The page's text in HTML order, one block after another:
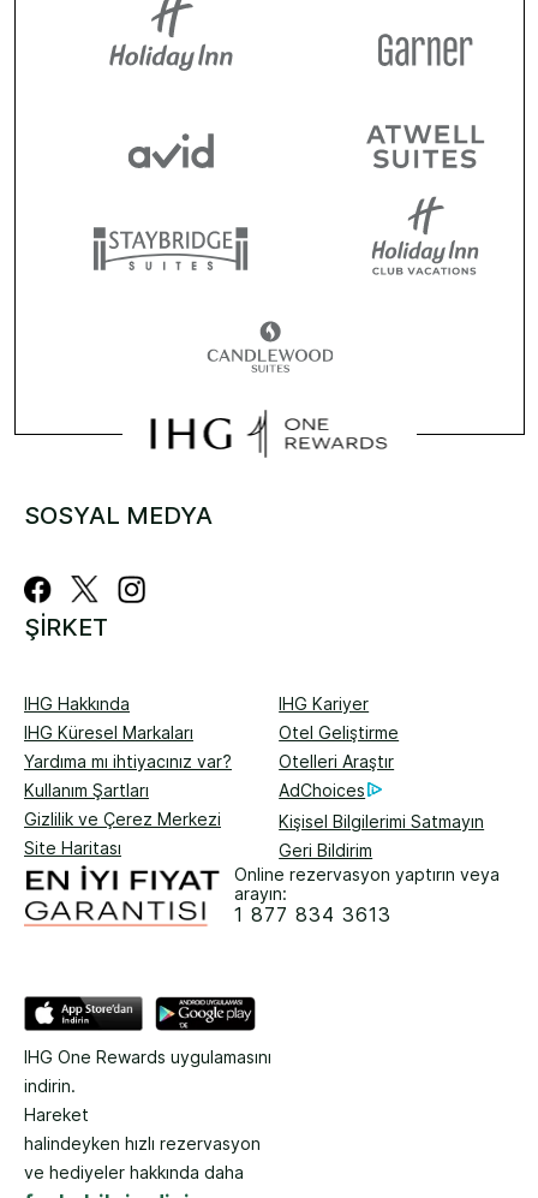
SOSYAL MEDYA
ŞIRKET
IHG Hakkında
IHG Kariyer
IHG Küresel Markaları
Otel Geliştirme
Yardıma mı ihtiyacınız var?
Otelleri Araştır
Kullanım Şartları
AdChoices
Gizlilik ve Çerez Merkezi
Kişisel Bilgilerimi Satmayın
Site Haritası
Geri Bildirim
Online rezervasyon yaptırın veya
arayın:
1 877 834 3613
IHG One Rewards uygulamasını
indirin.
Hareket
halindeyken hızlı rezervasyon
ve hediyeler hakkında daha